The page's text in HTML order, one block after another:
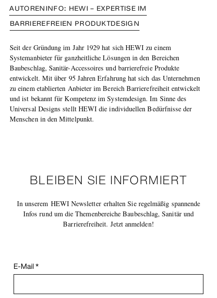
AUTORENINFO: HEWI – EXPERTISE IM
BARRIEREFREIEN PRODUKTDESIGN
Seit der Gründung im Jahr 1929 hat sich HEWI zu einem
Systemanbieter für ganzheitliche Lösungen in den Bereichen
Baubeschlag, Sanitär-Accessoires und barrierefreie Produkte
entwickelt. Mit über 95 Jahren Erfahrung hat sich das Unternehmen
zu einem etablierten Anbieter im Bereich Barrierefreiheit entwickelt
und ist bekannt für Kompetenz im Systemdesign. Im Sinne des
Universal Designs stellt HEWI die individuellen Bedürfnisse der
Menschen in den Mittelpunkt.
BLEIBEN SIE INFORMIERT
In unserem HEWI Newsletter erhalten Sie regelmäßig spannende
Infos rund um die Themenbereiche Baubeschlag, Sanitär und
Barrierefreiheit. Jetzt anmelden!